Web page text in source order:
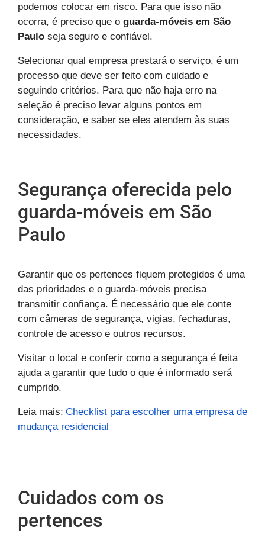
podemos colocar em risco. Para que isso não
ocorra, é preciso que o guarda-móveis em São
Paulo seja seguro e confiável.
Selecionar qual empresa prestará o serviço, é um
processo que deve ser feito com cuidado e
seguindo critérios. Para que não haja erro na
seleção é preciso levar alguns pontos em
consideração, e saber se eles atendem às suas
necessidades.
Segurança oferecida pelo
guarda-móveis em São
Paulo
Garantir que os pertences fiquem protegidos é uma
das prioridades e o guarda-móveis precisa
transmitir confiança. É necessário que ele conte
com câmeras de segurança, vigias, fechaduras,
controle de acesso e outros recursos.
Visitar o local e conferir como a segurança é feita
ajuda a garantir que tudo o que é informado será
cumprido.
Leia mais: Checklist para escolher uma empresa de
mudança residencial
Cuidados com os
pertences